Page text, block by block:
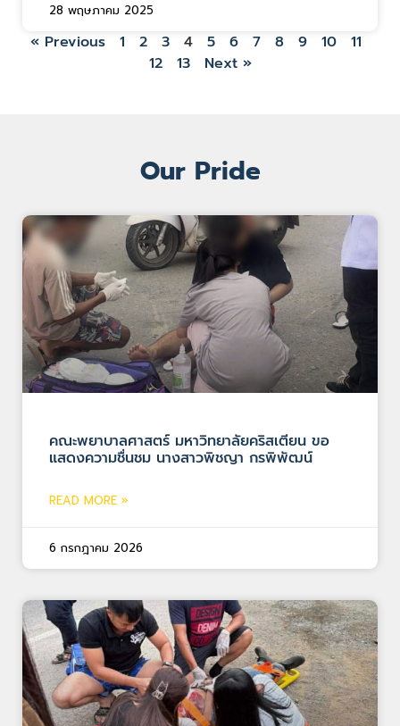
28 พฤษภาคม 2025
« Previous 1 2 3 4 5 6 7 8 9 10
11
12
13 Next »
Our Pride
คณะพยาบาลศาสตร์ มหาวิทยาลัยคริสเตียน ขอ
แสดงความชื่นชม นางสาวพิชญา กรพิพัฒน์
READ MORE »
6 กรกฎาคม 2026